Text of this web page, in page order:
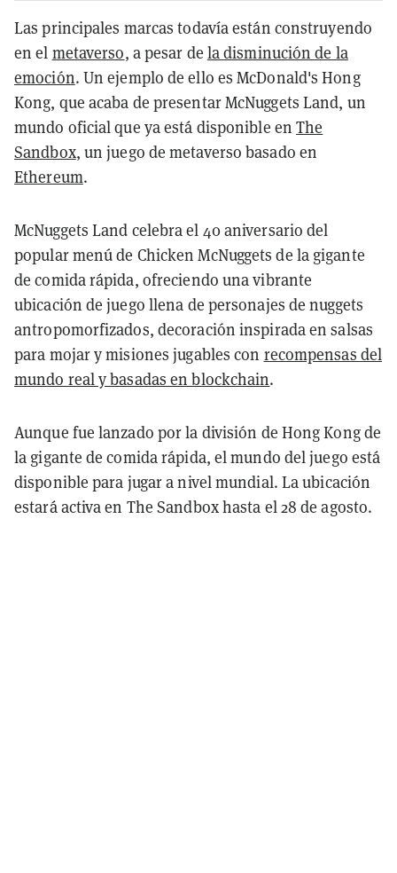
Las principales marcas todavía están construyendo
en el metaverso, a pesar de la disminución de la
emoción. Un ejemplo de ello es McDonald's Hong
Kong, que acaba de presentar McNuggets Land, un
mundo oficial que ya está disponible enThe
Sandbox, un juego de metaverso basado en
Ethereum.
McNuggets Land celebra el 40 aniversario del
popular menú de Chicken McNuggets de la gigante
de comida rápida, ofreciendo una vibrante
ubicación de juego llena de personajes de nuggets
antropomorfizados, decoración inspirada en salsas
para mojar y misiones jugables con recompensas del
mundo real y basadas en blockchain.
Aunque fue lanzado por la división de Hong Kong de
la gigante de comida rápida, el mundo del juego está
disponible para jugar a nivel mundial. La ubicación
estará activa en The Sandbox hasta el 28 de agosto.